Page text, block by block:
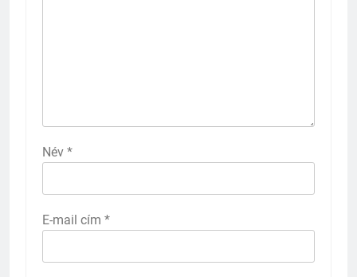
Név *
E-mail cím *